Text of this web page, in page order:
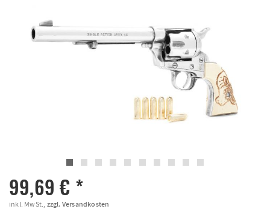
99,69 € *
inkl. MwSt., zzgl. Versandkosten